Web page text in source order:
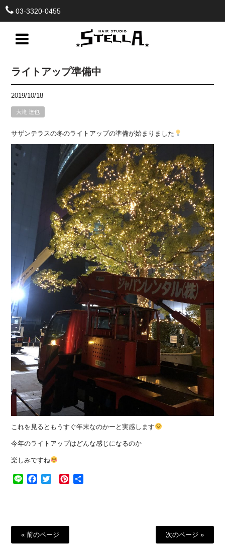
03-3320-0455
ライトアップ準備中
2019/10/18
大滝 達也
サザンテラスの冬のライトアップの準備が始まりました
これを見るともうすぐ年末なのかーと実感します
今年のライトアップはどんな感じになるのか
楽しみですね
Line Facebook
Twitter Pinterest
« 前のページ 次のページ »